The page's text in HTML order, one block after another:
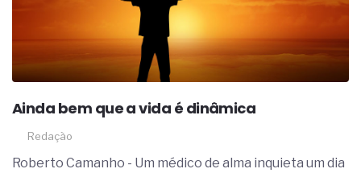
Ainda bem que a vida é dinâmica
Redação
Roberto Camanho - Um médico de alma inquieta um dia